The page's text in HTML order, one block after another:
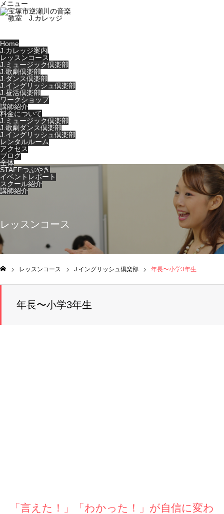
メニュー
Home
J.カレッジ案内
レッスンコース
J.ミュージック倶楽部
J.歌劇倶楽部
J.ダンス倶楽部
J.イングリッシュ倶楽部
J.昼活倶楽部
ワークショップ
講師紹介
料金について
J.ミュージック倶楽部
J.歌劇ダンス倶楽部
J.イングリッシュ倶楽部
レンタルルーム
アクセス
ブログ
全体
STAFFつぶやき
イベントレポート
スクール紹介
講師紹介
レッスンコース
レッスンコース J.イングリッシュ倶楽部 年長〜小学3年生
年長〜小学3年生
「言えた！」「わかった！」が自信に変わ